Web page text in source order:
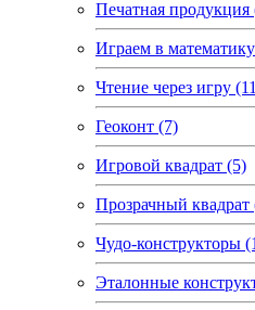
Печатная продукция
Играем в
Чтение через игру
Геоконт (7)
Игровой квадрат (5)
Прозрачный квадрат
Чудо-конструкторы
Эталонные